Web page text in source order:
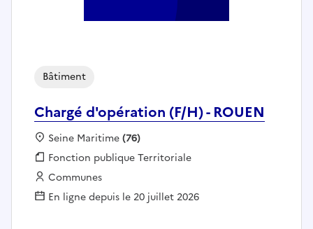
Chargé d'opération (F/H) - ROUEN
Bâtiment
Localisation :
Seine Maritime(76)
Fonction publique :
Fonction publique Territoriale
Employeur :
Communes
En ligne depuis le 20 juillet 2026